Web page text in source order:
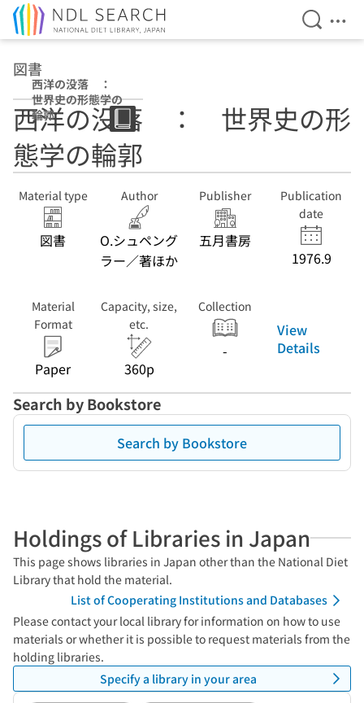
Open
図書
西洋の没落 ：
世界史の形態学の
輪郭
西洋の没落 ： 世界史の形
態学の輪郭
Material type
図書
Author
O.シュペング
ラー／著ほか
Publisher
五月書房
Publication
date
1976.9
Material
Format
Paper
Capacity, size,
etc.
360p
Collection
-
View
Details
Search by Bookstore
Search by Bookstore
Holdings of Libraries in Japan
This page shows libraries in Japan other than the National Diet
Library that hold the material.
List of Cooperating Institutions and Databases
Please contact your local library for information on how to use
materials or whether it is possible to request materials from the
holding libraries.
Specify a library in your area